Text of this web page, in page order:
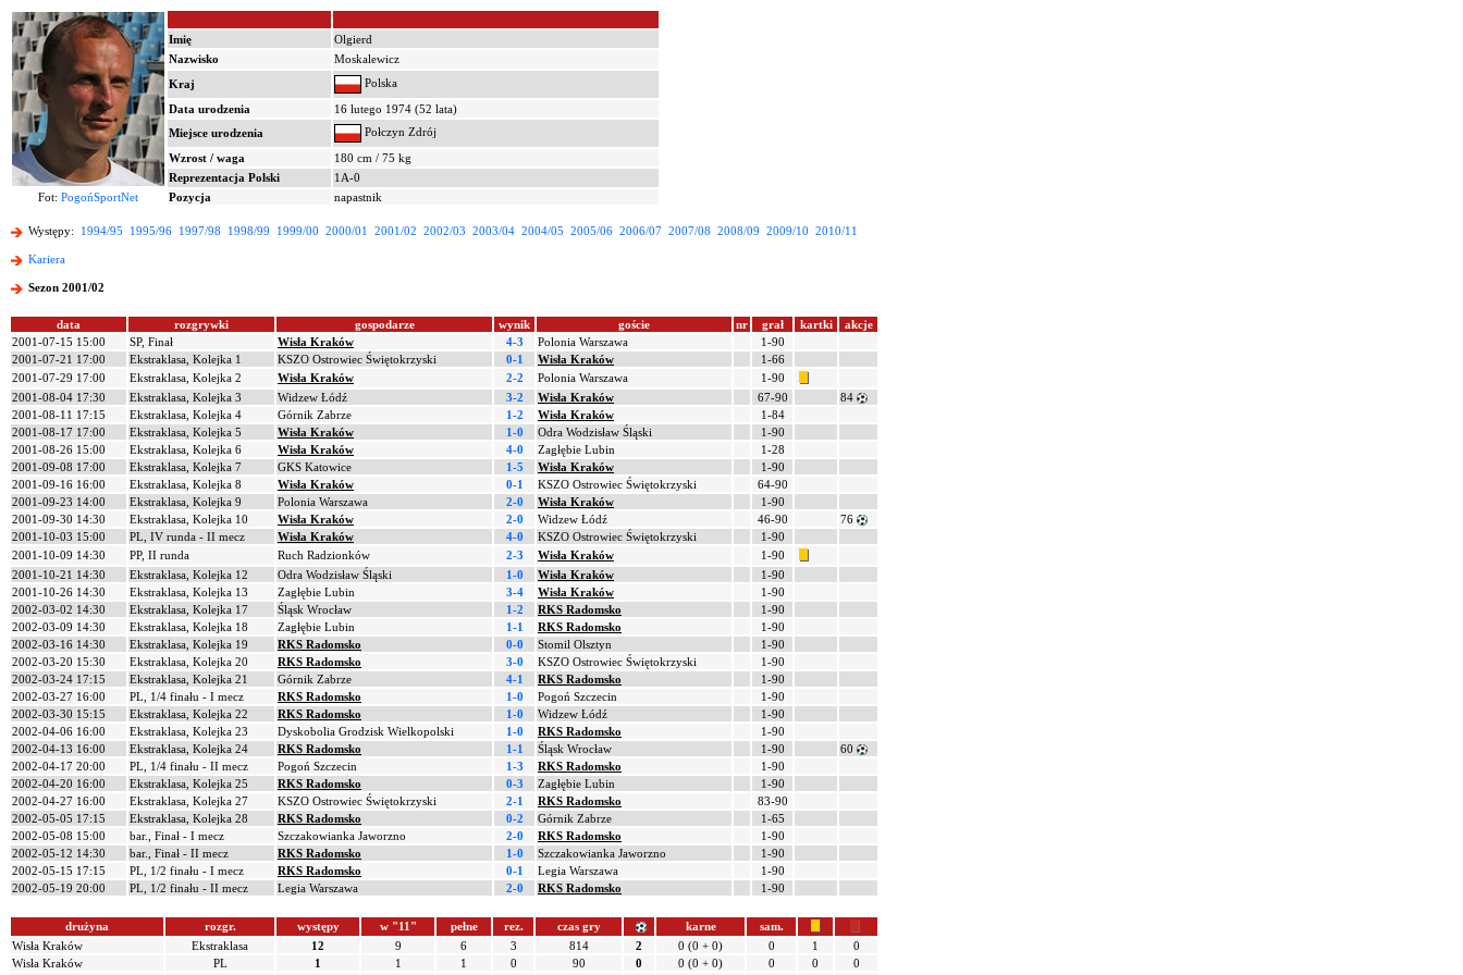
Imię
Olgierd
Nazwisko
Moskalewicz
Kraj
Polska
Data urodzenia
16 lutego 1974 (52 lata)
Miejsce urodzenia
Połczyn Zdrój
Wzrost / waga
180 cm / 75 kg
Reprezentacja Polski
1A-0
Fot: PogońSportNet Pozycja napastnik
Występy: 1994/95 1995/96 1997/98 1998/99 1999/00 2000/01 2001/02 2002/03 2003/04 2004/05 2005/06 2006/07 2007/08 2008/09 2009/10 2010/11
Kariera
Sezon 2001/02
data rozgrywki gospodarze wynik goście nr grał kartki
akcje
2001-07-15 15:00
SP, Finał Wisła Kraków 4-3 Polonia Warszawa
1-90
2001-07-21 17:00
Ekstraklasa, Kolejka 1 KSZO Ostrowiec Świętokrzyski 0-1 Wisła Kraków
1-66
2001-07-29 17:00
Ekstraklasa, Kolejka 2 Wisła Kraków 2-2 Polonia Warszawa
1-90
2001-08-04 17:30
Ekstraklasa, Kolejka 3 Widzew Łódź 3-2 Wisła Kraków 67-90
84
2001-08-11 17:15
Ekstraklasa, Kolejka 4 Górnik Zabrze 1-2 Wisła Kraków
1-84
2001-08-17 17:00
Ekstraklasa, Kolejka 5 Wisła Kraków 1-0 Odra Wodzisław Śląski
1-90
2001-08-26 15:00
Ekstraklasa, Kolejka 6 Wisła Kraków 4-0 Zagłębie Lubin
1-28
2001-09-08 17:00
Ekstraklasa, Kolejka 7 GKS Katowice 1-5 Wisła Kraków
1-90
2001-09-16 16:00
Ekstraklasa, Kolejka 8 Wisła Kraków 0-1 KSZO Ostrowiec Świętokrzyski
64-90
2001-09-23 14:00
Ekstraklasa, Kolejka 9 Polonia Warszawa 2-0 Wisła Kraków
1-90
2001-09-30 14:30
Ekstraklasa, Kolejka 10 Wisła Kraków 2-0 Widzew Łódź 46-90
76
2001-10-03 15:00
PL, IV runda - II mecz Wisła Kraków 4-0 KSZO Ostrowiec Świętokrzyski
1-90
2001-10-09 14:30
PP, II runda Ruch Radzionków 2-3 Wisła Kraków
1-90
2001-10-21 14:30
Ekstraklasa, Kolejka 12 Odra Wodzisław Śląski 1-0 Wisła Kraków
1-90
2001-10-26 14:30
Ekstraklasa, Kolejka 13 Zagłębie Lubin 3-4 Wisła Kraków
1-90
2002-03-02 14:30
Ekstraklasa, Kolejka 17 Śląsk Wrocław 1-2 RKS Radomsko
1-90
2002-03-09 14:30
Ekstraklasa, Kolejka 18 Zagłębie Lubin 1-1 RKS Radomsko
1-90
2002-03-16 14:30
Ekstraklasa, Kolejka 19 RKS Radomsko 0-0 Stomil Olsztyn
1-90
2002-03-20 15:30
Ekstraklasa, Kolejka 20 RKS Radomsko 3-0 KSZO Ostrowiec Świętokrzyski
1-90
2002-03-24 17:15
Ekstraklasa, Kolejka 21 Górnik Zabrze 4-1 RKS Radomsko
1-90
2002-03-27 16:00
PL, 1/4 finału - I mecz RKS Radomsko 1-0 Pogoń Szczecin
1-90
2002-03-30 15:15
Ekstraklasa, Kolejka 22 RKS Radomsko 1-0 Widzew Łódź
1-90
2002-04-06 16:00
Ekstraklasa, Kolejka 23 Dyskobolia Grodzisk Wielkopolski 1-0 RKS Radomsko
1-90
2002-04-13 16:00
Ekstraklasa, Kolejka 24 RKS Radomsko 1-1 Śląsk Wrocław 1-90
60
2002-04-17 20:00
PL, 1/4 finału - II mecz Pogoń Szczecin 1-3 RKS Radomsko
1-90
2002-04-20 16:00
Ekstraklasa, Kolejka 25 RKS Radomsko 0-3 Zagłębie Lubin
1-90
2002-04-27 16:00
Ekstraklasa, Kolejka 27 KSZO Ostrowiec Świętokrzyski 2-1 RKS Radomsko
83-90
2002-05-05 17:15
Ekstraklasa, Kolejka 28 RKS Radomsko 0-2 Górnik Zabrze
1-65
2002-05-08 15:00
bar., Finał - I mecz Szczakowianka Jaworzno 2-0 RKS Radomsko
1-90
2002-05-12 14:30
bar., Finał - II mecz RKS Radomsko 1-0 Szczakowianka Jaworzno
1-90
2002-05-15 17:15
PL, 1/2 finału - I mecz RKS Radomsko 0-1 Legia Warszawa
1-90
2002-05-19 20:00
PL, 1/2 finału - II mecz Legia Warszawa 2-0 RKS Radomsko 1-90
drużyna rozgr. występy w "11" pełne rez. czas gry karne
sam.
Wisła Kraków
Ekstraklasa 12 9 6 3 814 2 0 (0 + 0) 0 1
0
Wisła Kraków
PL 1 1 1 0 90 0 0 (0 + 0) 0 0
0